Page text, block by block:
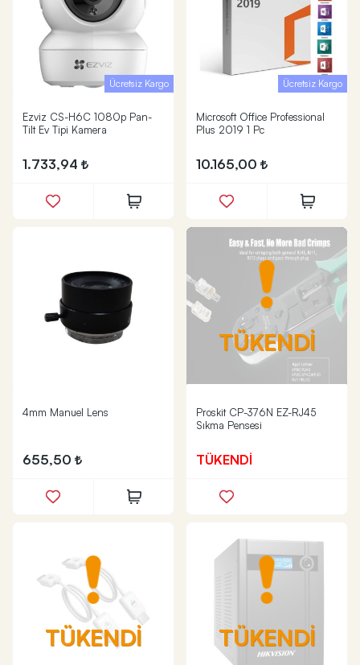
Ücretsiz Kargo
Ezviz CS-H6C 1080p Pan-
Tilt Ev Tipi Kamera
1.733,94
Ücretsiz Kargo
Microsoft Office Professional
Plus 2019 1 Pc
10.165,00
4mm Manuel Lens
655,50
TÜKENDİ
Proskit CP-376N EZ-RJ45
Sıkma Pensesi
TÜKENDİ
TÜKENDİ TÜKENDİ